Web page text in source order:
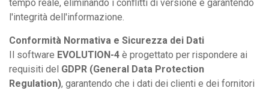
tempo reale, eliminando i conflitti di versione e garantendo
l'integrità dell'informazione.
Conformità Normativa e Sicurezza dei Dati
Il software EVOLUTION-4 è progettato per rispondere ai
requisiti del GDPR (General Data Protection
Regulation), garantendo che i dati dei clienti e dei fornitori